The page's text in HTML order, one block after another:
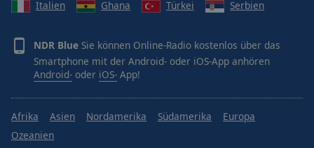
Radio Eins
rbb24 Inforadio
Antenne Saar
Italien
Ghana Türkei Serbien
NDR Blue Sie können Online-Radio kostenlos über das
Smartphone mit der Android- oder iOS-App anhören
Android- oder iOS- App!
Afrika Asien Nordamerika Südamerika
Europa
Ozeanien